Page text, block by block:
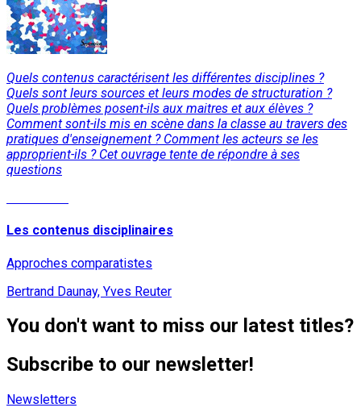
Quels contenus caractérisent les différentes disciplines ?
Quels sont leurs sources et leurs modes de structuration ?
Quels problèmes posent-ils aux maitres et aux élèves ?
Comment sont-ils mis en scène dans la classe au travers des
pratiques d'enseignement ? Comment les acteurs se les
approprient-ils ? Cet ouvrage tente de répondre à ses
questions
Les contenus disciplinaires
Approches comparatistes
Bertrand Daunay, Yves Reuter
You don't want to miss our latest titles?
Subscribe to our newsletter!
Newsletters